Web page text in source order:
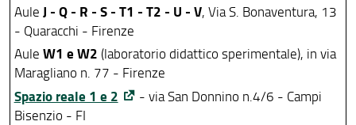
Aule J - Q - R - S - T1 - T2 - U - V, Via S. Bonaventura, 13
- Quaracchi - Firenze
Aule W1 e W2 (laboratorio didattico sperimentale), in via
Maragliano n. 77 - Firenze
Spazio reale 1 e 2
- via San Donnino n.4/6 - Campi
Bisenzio - FI